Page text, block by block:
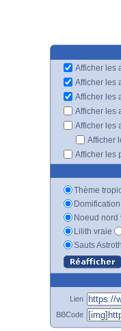
Afficher les
Afficher les
Afficher les
Afficher les
Afficher les
Afficher
Afficher les
Thème
Noeud nord
Lilith vraie
Sauts
Lien
BBCode